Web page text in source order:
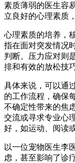
素质薄弱的医生容
立良好的心理素质
心理素质的培养，
指在面对突发情况
判断。压力应对则
排和有效的放松技
具体来说，可以通
的工作流程，确保
不确定性带来的焦
交流或寻求专业心
好，如运动、阅读
以一位宠物医生李
虑，甚至影响了诊